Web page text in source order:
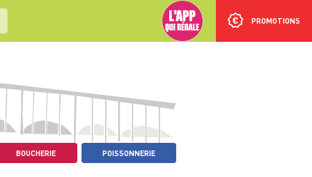
PROMOTIONS
BOUCHERIE POISSONNERIE